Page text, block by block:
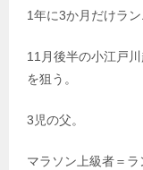
1年に3か月だけラ
11月後半の小江戸
を狙う。
3児の父。
マラソン上級者＝